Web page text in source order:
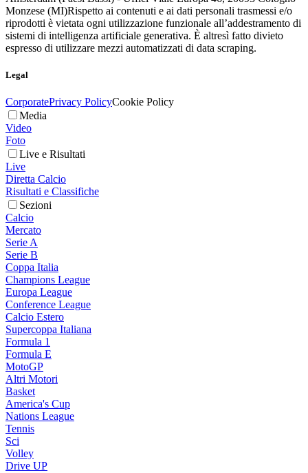
Monzese (MI)Rispetto ai contenuti e ai dati personali trasmessi e/o
riprodotti è vietata ogni utilizzazione funzionale all’addestramento di
sistemi di intelligenza artificiale generativa. È altresì fatto divieto
espresso di utilizzare mezzi automatizzati di data scraping.
Legal
CorporatePrivacy PolicyCookie Policy
Media
Video
Foto
Live e Risultati
Live
Diretta Calcio
Risultati e Classifiche
Sezioni
Calcio
Mercato
Serie A
Serie B
Coppa Italia
Champions League
Europa League
Conference League
Calcio Estero
Supercoppa Italiana
Formula 1
Formula E
MotoGP
Altri Motori
Basket
America's Cup
Nations League
Tennis
Sci
Volley
Drive UP